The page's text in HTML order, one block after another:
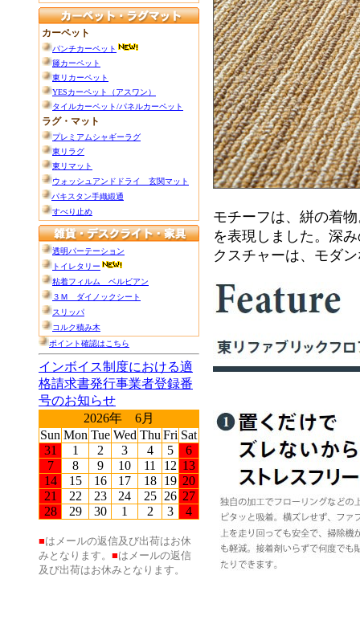
モチーフは、絣の着
を表現しました。深
クスチャーは、モダ